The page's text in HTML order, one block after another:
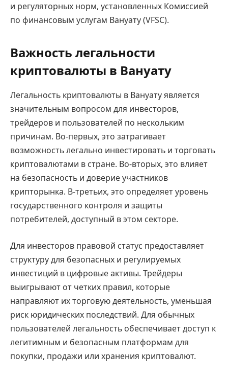
и регуляторных норм, установленных Комиссией
по финансовым услугам Вануату (VFSC).
Важность легальности
криптовалюты в Вануату
Легальность криптовалюты в Вануату является
значительным вопросом для инвесторов,
трейдеров и пользователей по нескольким
причинам. Во-первых, это затрагивает
возможность легально инвестировать и торговать
криптовалютами в стране. Во-вторых, это влияет
на безопасность и доверие участников
крипторынка. В-третьих, это определяет уровень
государственного контроля и защиты
потребителей, доступный в этом секторе.
Для инвесторов правовой статус предоставляет
структуру для безопасных и регулируемых
инвестиций в цифровые активы. Трейдеры
выигрывают от четких правил, которые
направляют их торговую деятельность, уменьшая
риск юридических последствий. Для обычных
пользователей легальность обеспечивает доступ к
легитимным и безопасным платформам для
покупки, продажи или хранения криптовалют.